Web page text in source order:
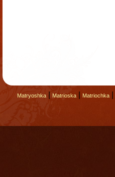
Matryoshka Matrioska Matriochka